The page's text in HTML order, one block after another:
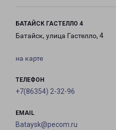
БАТАЙСК ГАСТЕЛЛО 4
Батайск, улица Гастелло, 4
на карте
ТЕЛЕФОН
+7(86354) 2-32-96
EMAIL
Bataysk@pecom.ru